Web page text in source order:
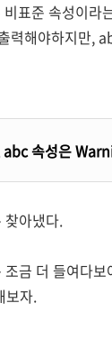
표준 속성이라
력해야하지만,
속성은
찾아냈다.
금 더 들여다보
보자.